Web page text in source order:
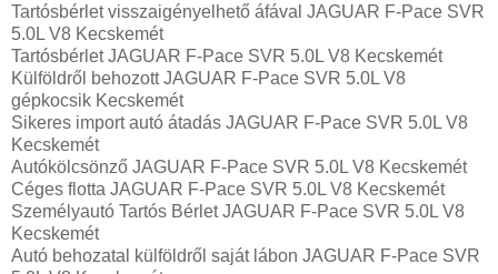
Tartósbérlet visszaigényelhető áfával JAGUAR F-Pace SVR
5.0L V8 Kecskemét
Tartósbérlet JAGUAR F-Pace SVR 5.0L V8 Kecskemét
Külföldről behozott JAGUAR F-Pace SVR 5.0L V8
gépkocsik Kecskemét
Sikeres import autó átadás JAGUAR F-Pace SVR 5.0L V8
Kecskemét
Autókölcsönző JAGUAR F-Pace SVR 5.0L V8 Kecskemét
Céges flotta JAGUAR F-Pace SVR 5.0L V8 Kecskemét
Személyautó Tartós Bérlet JAGUAR F-Pace SVR 5.0L V8
Kecskemét
Autó behozatal külföldről saját lábon JAGUAR F-Pace SVR